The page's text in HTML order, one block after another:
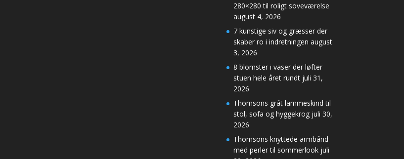
280×280 til roligt soveværelse
august 4, 2026
7 kunstige siv og græsser der
skaber ro i indretningen august
3, 2026
8 blomster i vaser der løfter
stuen hele året rundt juli 31,
2026
Thomsons gråt lammeskind til
stol, sofa og hyggekrog juli 30,
2026
Thomsons knyttede armbånd
med perler til sommerlook juli